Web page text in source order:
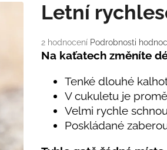
Průměrné
hodnocení
hvězdiček.
2 hodnocení Podrobnosti
Letní
Na kaťatech změníte
Tenké dlouhé
V cukuletu je
Velmi rychle
Poskládané
MODRÁ